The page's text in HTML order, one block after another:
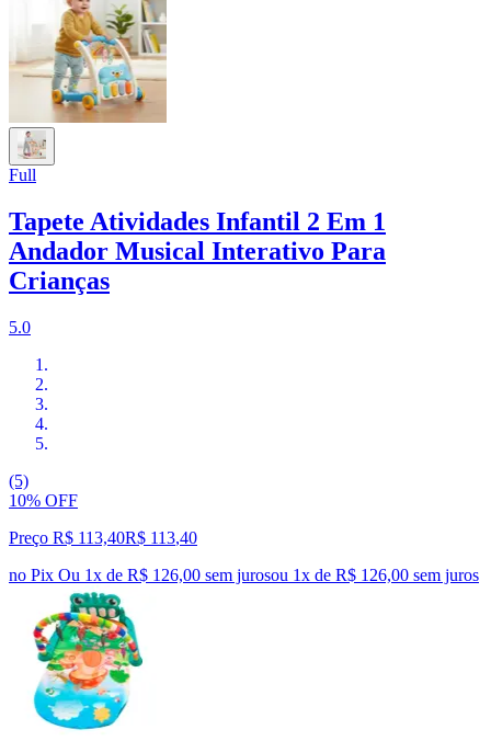
Full
Tapete Atividades Infantil 2 Em 1
Andador Musical Interativo Para
Crianças
5.0
(5)
10% OFF
Preço R$ 113,40R$ 113,40
no Pix Ou 1x de R$ 126,00 sem jurosou 1x de R$ 126,00 sem juros